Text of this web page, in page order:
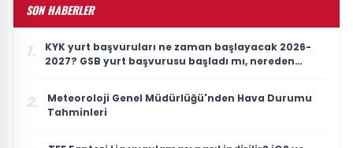
SON HABERLER
1.
KYK yurt başvuruları ne zaman başlayacak 2026-
2027? GSB yurt başvurusu başladı mı, nereden
2.
Meteoroloji Genel Müdürlüğü'nden Hava Durumu
Tahminleri